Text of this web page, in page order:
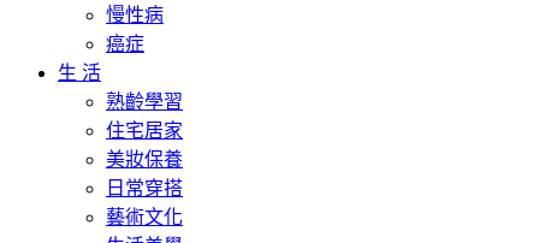
慢性病
癌症
生 活
熟齡學習
住宅居家
美妝保養
日常穿搭
藝術文化